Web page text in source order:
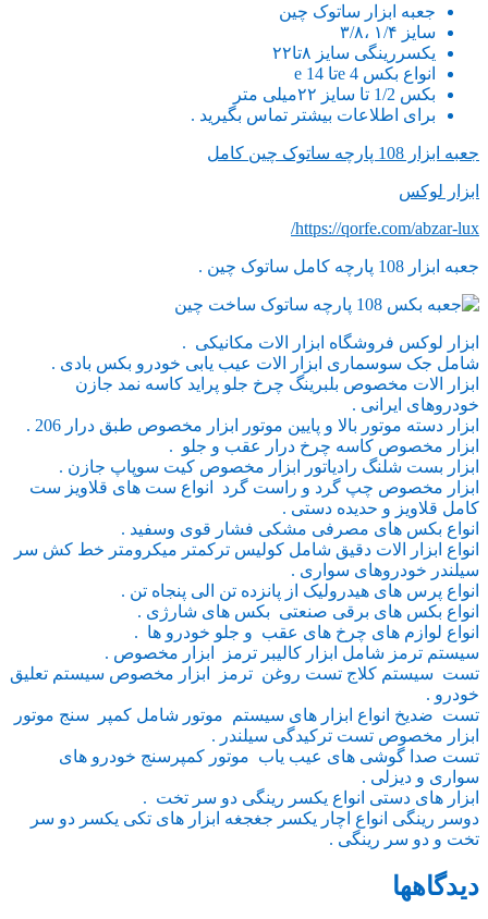
جعبه ابزار ساتوک چین
سایز ۱/۴ ،۳/۸
یکسررینگی سایز ۸تا۲۲
انواع بکس e 4تا e 14
بکس 1/2 تا سایز ۲۲میلی متر
برای اطلاعات بیشتر تماس بگیرید .
جعبه ابزار 108 پارچه ساتوک چین کامل
ابزار لوکس
https://qorfe.com/abzar-lux/
جعبه ابزار 108 پارچه کامل ساتوک چین .
ابزار لوکس فروشگاه ابزار الات مکانیکی .
شامل جک سوسماری ابزار الات عیب یابی خودرو بکس بادی .
ابزار الات مخصوص بلبرینگ چرخ جلو پراید کاسه نمد جازن
خودروهای ایرانی .
ابزار دسته موتور بالا و پایین موتور ابزار مخصوص طبق درار 206 .
ابزار مخصوص کاسه چرخ درار عقب و جلو .
ابزار بست شلنگ رادیاتور ابزار مخصوص کیت سوپاپ جازن .
ابزار مخصوص چپ گرد و راست گرد انواع ست های قلاویز ست
کامل قلاویز و حدیده دستی .
انواع بکس های مصرفی مشکی فشار قوی وسفید .
انواع ابزار الات دقیق شامل کولیس ترکمتر میکرومتر خط کش سر
سیلندر خودروهای سواری .
انواع پرس های هیدرولیک از پانزده تن الی پنجاه تن .
انواع بکس های برقی صنعتی بکس های شارژی .
انواع لوازم های چرخ های عقب و جلو خودرو ها .
سیستم ترمز شامل ابزار کالیبر ترمز ابزار مخصوص .
تست سیستم کلاج تست روغن ترمز ابزار مخصوص سیستم تعلیق
خودرو .
تست ضدیخ انواع ابزار های سیستم موتور شامل کمپر سنج موتور
ابزار مخصوص تست ترکیدگی سیلندر .
تست صدا گوشی های عیب یاب موتور کمپرسنج خودرو های
سواری و دیزلی .
ابزار های دستی انواع یکسر رینگی دو سر تخت .
دوسر رینگی انواع اچار یکسر جغجغه ابزار های تکی یکسر دو سر
تخت و دو سر رینگی .
دیدگاهها